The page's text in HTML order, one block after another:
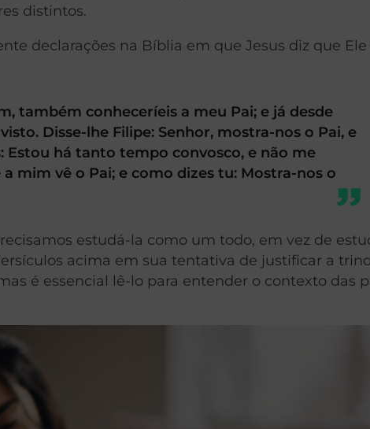
distintos.
declarações na Bíblia em que Jesus diz que Ele
também conheceríeis a meu Pai; e já desde
Disse-lhe Filipe: Senhor, mostra-nos o Pai, e
Estou há tanto tempo convosco, e não me
mim vê o Pai; e como dizes tu: Mostra-nos o
estudá-la como um todo, em vez de
acima em sua tentativa de justificar a
é essencial lê-lo para entender o contexto das